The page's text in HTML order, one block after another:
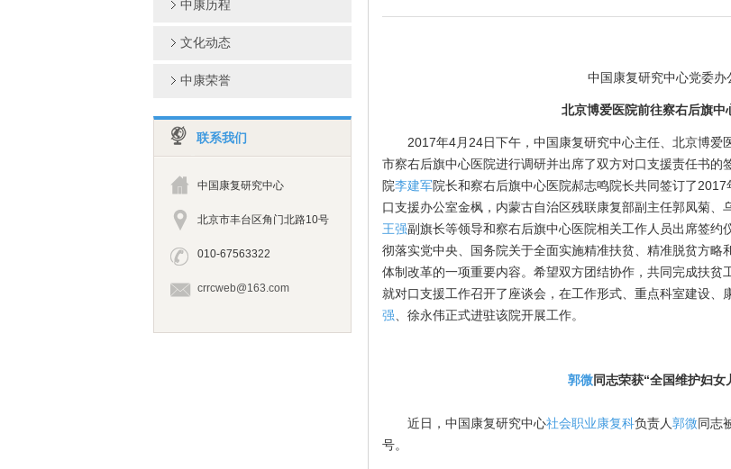
中康历程
文化动态
中康荣誉
联系我们
中国康复研究中心
北京市丰台区角门北路10号
010-67563322
crrcweb@163.com
中国康复研究中心党委
北京博爱医院前往察右后旗
2017年4月24日下午，中国康复研究中心主任、北京博爱
市察右后旗中心医院进行调研并出席了双方对口支援责任书
院李建军院长和察右后旗中心医院郝志鸣院长共同签订了
口支援办公室金枫，内蒙古自治区残联康复部副主任郭凤菊、
王强副旗长等领导和察右后旗中心医院相关工作人员出席签约仪
彻落实党中央、国务院关于全面实施精准扶贫、精准脱贫方
体制改革的一项重要内容。希望双方团结协作，共同完成扶
就对口支援工作召开了座谈会，在工作形式、重点科室建设
强 、徐永伟正式进驻该院开展工作。
郭微同志荣获“全国维护妇
近日，中国康复研究中心社会职业康复科负责人郭微同志
号。